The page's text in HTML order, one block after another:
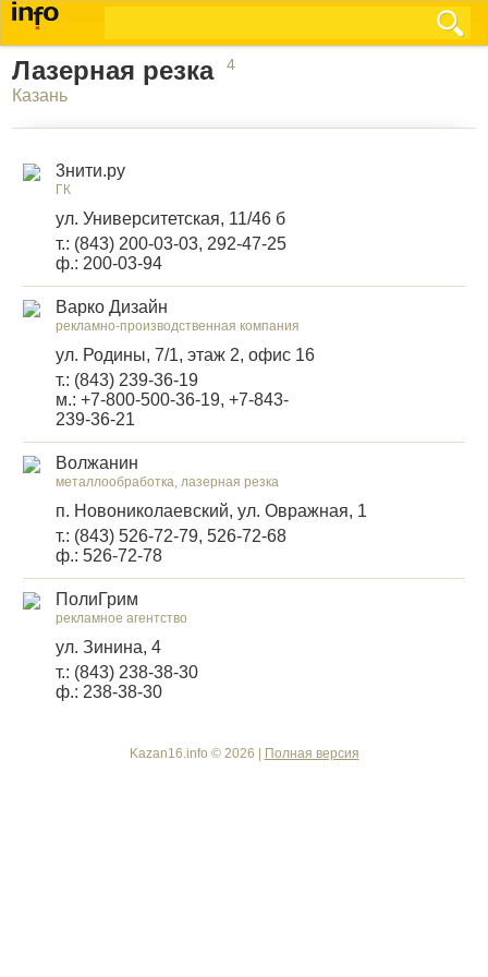
Лазерная резка 4
Казань
3нити.ру
ГК
ул. Университетская, 11/46 б
т.: (843) 200-03-03, 292-47-25
ф.: 200-03-94
Варко Дизайн
рекламно-производственная компания
ул. Родины, 7/1, этаж 2, офис 16
т.: (843) 239-36-19
м.: +7-800-500-36-19, +7-843-
239-36-21
Волжанин
металлообработка, лазерная резка
п. Новониколаевский, ул. Овражная, 1
т.: (843) 526-72-79, 526-72-68
ф.: 526-72-78
ПолиГрим
рекламное агентство
ул. Зинина, 4
т.: (843) 238-38-30
ф.: 238-38-30
Kazan16.info © 2026 | Полная версия